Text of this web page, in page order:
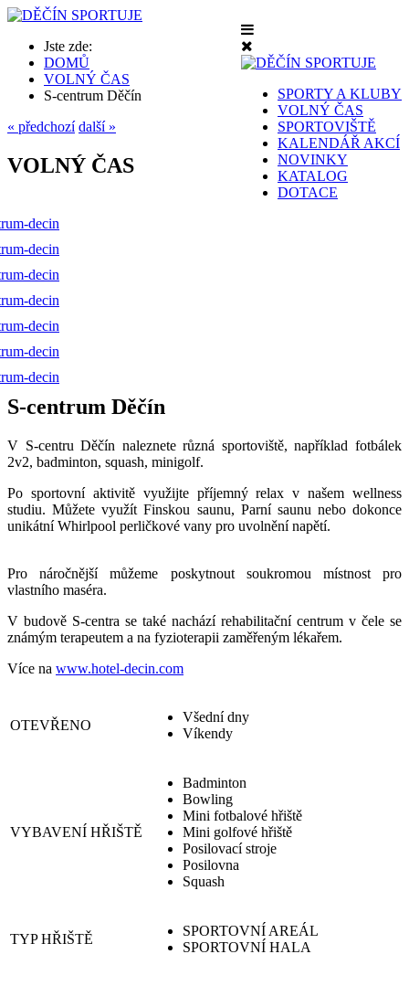
SPORTY A KLUBY
VOLNÝ ČAS
SPORTOVIŠTĚ
KALENDÁŘ AKCÍ
NOVINKY
KATALOG
DOTACE
Jste zde:
DOMŮ
VOLNÝ ČAS
S-centrum Děčín
« předchozí další »
VOLNÝ ČAS
S-centrum Děčín
V S-centru Děčín naleznete různá sportoviště, například fotbálek
2v2, badminton, squash, minigolf.
Po sportovní aktivitě využijte příjemný relax v našem wellness
studiu. Můžete využít Finskou saunu, Parní saunu nebo dokonce
unikátní Whirlpool perličkové vany pro uvolnění napětí.
Pro náročnější můžeme poskytnout soukromou místnost pro
vlastního maséra.
V budově S-centra se také nachází rehabilitační centrum v čele se
známým terapeutem a na fyzioterapii zaměřeným lékařem.
Více na www.hotel-decin.com
OTEVŘENO
Všední dny
Víkendy
VYBAVENÍ HŘIŠTĚ
Badminton
Bowling
Mini fotbalové hřiště
Mini golfové hřiště
Posilovací stroje
Posilovna
Squash
TYP HŘIŠTĚ
SPORTOVNÍ AREÁL
SPORTOVNÍ HALA